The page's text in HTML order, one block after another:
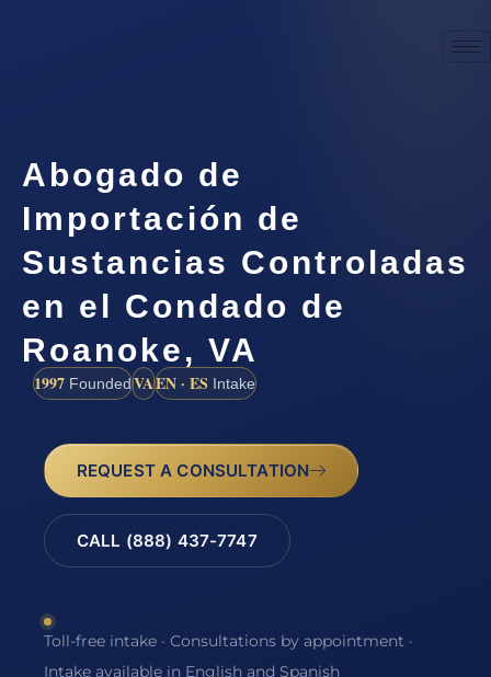
Abogado de
Importación de
Sustancias Controladas
en el Condado de
Roanoke, VA
1997 FoundedVAEN · ES Intake
REQUEST A CONSULTATION
CALL (888) 437-7747
Toll-free intake · Consultations by appointment ·
Intake available in English and Spanish